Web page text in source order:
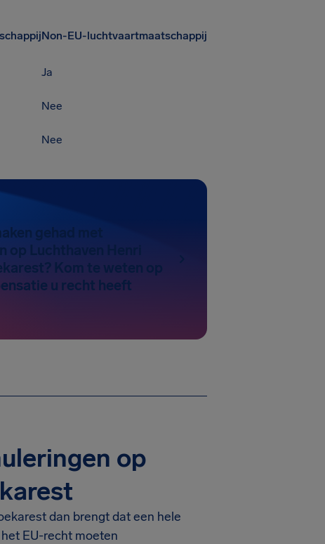
Non-EU-luchtvaartmaatschappij
Ja
Nee
Nee
gehad met
op Luchthaven Henri
Kom te weten op
u recht heeft
op
dan brengt dat een hele
EU-recht moeten